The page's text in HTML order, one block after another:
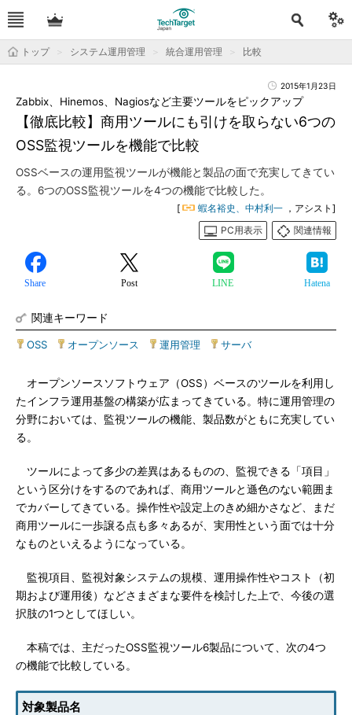
トップ システム運用管理 統合運用管理 比較
2015年1月23日
【徹底比較】商用ツールにも引けを取らない6つの
OSS監視ツールを機能で比較
Zabbix、Hinemos、Nagiosなど主要ツールをピックアップ
OSSベースの運用監視ツールが機能と製品の面で充実してきてい
る。6つのOSS監視ツールを4つの機能で比較した。
[ 蝦名裕史、中村利一 ，アシスト]
PC用表示
関連情報
Share Post LINE Hatena
関連キーワード
OSS オープンソース 運用管理 サーバ
オープンソースソフトウェア（OSS）ベースのツールを利用し
たインフラ運用基盤の構築が広まってきている。特に運用管理の
分野においては、監視ツールの機能、製品数がともに充実してい
る。
ツールによって多少の差異はあるものの、監視できる「項目」
という区分けをするのであれば、商用ツールと遜色のない範囲ま
でカバーしてきている。操作性や設定上のきめ細かさなど、まだ
商用ツールに一歩譲る点も多々あるが、実用性という面では十分
なものといえるようになっている。
監視項目、監視対象システムの規模、運用操作性やコスト（初
期および運用後）などさまざまな要件を検討した上で、今後の選
択肢の1つとしてほしい。
本稿では、主だったOSS監視ツール6製品について、次の4つ
の機能で比較している。
対象製品名